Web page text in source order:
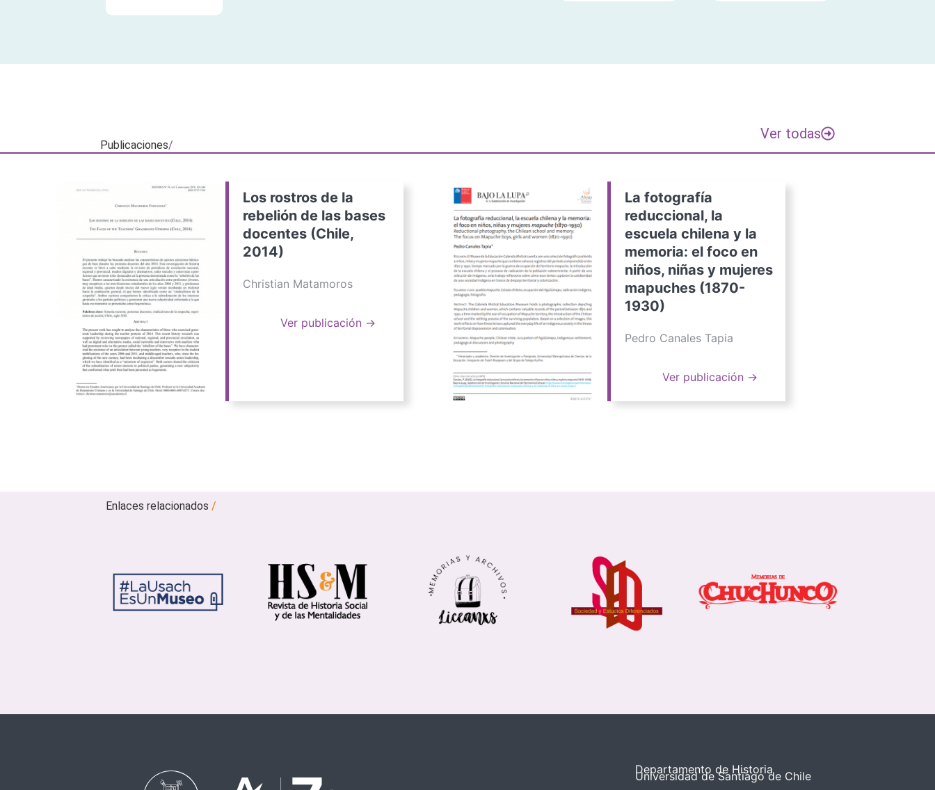
Publicaciones/
Ver todas
Los rostros de la
rebelión de las bases
docentes (Chile,
2014)
Christian Matamoros
Ver publicación →
La fotografía
reduccional, la
escuela chilena y la
memoria: el foco en
niños, niñas y mujeres
mapuches (1870-
1930)
Pedro Canales Tapia
Ver publicación →
Enlaces relacionados/
Departamento de Historia
Universidad de Santiago de Chile